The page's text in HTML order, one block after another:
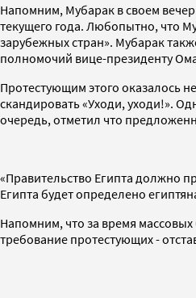
Напомним, Мубарак в своем
текущего года. Любопытно, что
зарубежных стран». Мубарак
полномочий вице-президенту
Протестующим этого оказалось
скандировать «Уходи, уходи!».
очередь, отметил что
«Правительство Египта должно
Египта будет определено
Напомним, что за время
требование протестующих -